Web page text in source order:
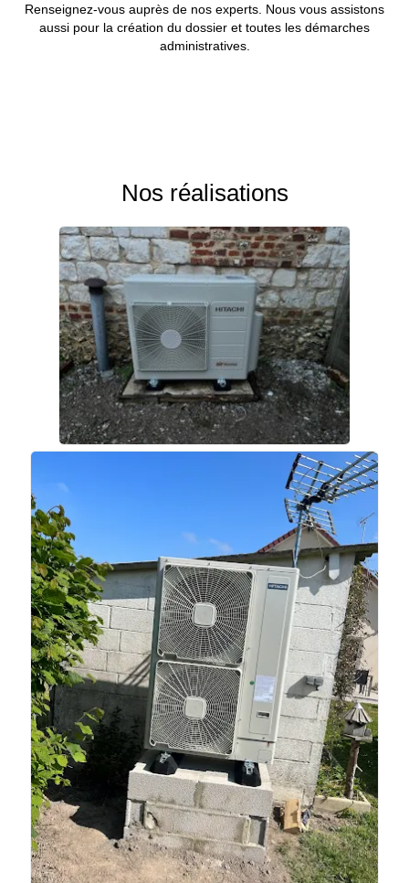
Renseignez-vous auprès de nos experts. Nous vous assistons
aussi pour la création du dossier et toutes les démarches
administratives.
Nos réalisations